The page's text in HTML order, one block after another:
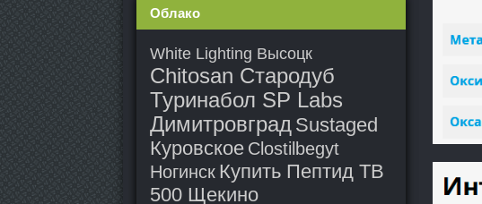
Облако
White Lighting Высоцк
Chitosan Стародуб
Туринабол SP Labs
Димитровград Sustaged
Куровское Clostilbegyt
Ногинск Купить Пептид TB
500 Щекино